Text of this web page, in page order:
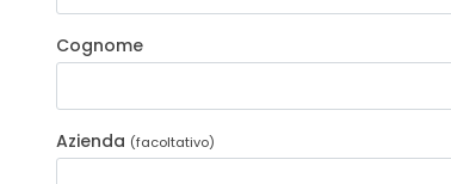
Cognome
Azienda (facoltativo)